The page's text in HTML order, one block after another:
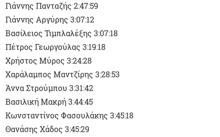
Γιάννης Πανταζής 2:47:59
Γιάννης Αργύρης 3:07:12
Βασίλειος Τιμπλαλέξης 3:07:18
Πέτρος Γεωργούλας 3:19:18
Χρήστος Μύρος 3:24:28
Χαράλαμπος Μαντζίρης 3:28:53
Άννα Στρούμπου 3:31:42
Βασιλική Μακρή 3:44:45
Κωνσταντίνος Φασουλάκης 3:45:18
Θανάσης Χάδος 3:45:29